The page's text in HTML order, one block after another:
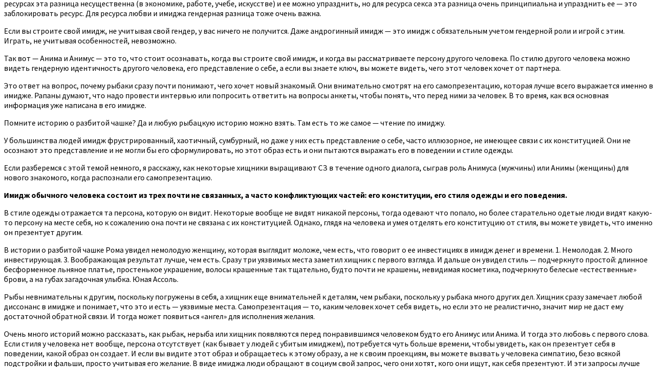
ресурсах эта разница несущественна (в экономике, работе, учебе, искусстве) и ее можно упразднить, но для ресурса секса эта разница очень принципиальна и упразднить ее — это
заблокировать ресурс. Для ресурса любви и имиджа гендерная разница тоже очень важна.
Если вы строите свой имидж, не учитывая свой гендер, у вас ничего не получится. Даже андрогинный имидж — это имидж с обязательным учетом гендерной роли и игрой с этим.
Играть, не учитывая особенностей, невозможно.
Так вот — Анима и Анимус — это то, что стоит осознавать, когда вы строите свой имидж, и когда вы рассматриваете персону другого человека. По стилю другого человека можно
видеть гендерную идентичность другого человека, его представление о себе, а если вы знаете ключ, вы можете видеть, чего этот человек хочет от партнера.
Это ответ на вопрос, почему рыбаки сразу почти понимают, чего хочет новый знакомый. Они внимательно смотрят на его самопрезентацию, которая лучше всего выражается именно в
имидже. Рапаны думают, что надо провести интервью или попросить ответить на вопросы анкеты, чтобы понять, что перед ними за человек. В то время, как вся основная
информация уже написана в его имидже.
Помните историю о разбитой чашке? Да и любую рыбацкую историю можно взять. Там есть то же самое — чтение по имиджу.
У большинства людей имидж фрустрированный, хаотичный, сумбурный, но даже у них есть представление о себе, часто иллюзорное, не имеющее связи с их конституцией. Они не
осознают это представление и не могли бы его сформулировать, но этот образ есть и они пытаются выражать его в поведении и стиле одежды.
Если разберемся с этой темой немного, я расскажу, как некоторые хищники выращивают СЗ в течение одного диалога, сыграв роль Анимуса (мужчины) или Анимы (женщины) для
нового знакомого, когда распознали его самопрезентацию.
Имидж обычного человека состоит из трех почти не связанных, а часто конфликтующих частей: его конституции, его стиля одежды и его поведения.
В стиле одежды отражается та персона, которую он видит. Некоторые вообще не видят никакой персоны, тогда одевают что попало, но более старательно одетые люди видят какую-
то персону на месте себя, но к сожалению она почти не связана с их конституцией. Однако, глядя на человека и умея отделять его конституцию от стиля, вы можете увидеть, что именно
он презентует другим.
В истории о разбитой чашке Рома увидел немолодую женщину, которая выглядит моложе, чем есть, что говорит о ее инвестициях в имидж денег и времени. 1. Немолодая. 2. Много
инвестирующая. 3. Воображающая результат лучше, чем есть. Сразу три уязвимых места заметил хищник с первого взгляда. И дальше он увидел стиль — подчеркнуто простой: длинное
бесформенное льняное платье, простенькое украшение, волосы крашенные так тщательно, будто почти не крашены, невидимая косметика, подчеркнуто белесые «естественные»
брови, а на губах загадочная улыбка. Юная Ассоль.
Рыбы невнимательны к другим, поскольку погружены в себя, а хищник еще внимательней к деталям, чем рыбаки, поскольку у рыбака много других дел. Хищник сразу замечает любой
диссонанс в имидже и понимает, что это и есть — уязвимые места. Самопрезентация — то, каким человек хочет себя видеть, но если это не реалистично, значит мир не даст ему
достаточной обратной связи. И тогда может появиться «ангел» для исполнения желания.
Очень много историй можно рассказать, как рыбак, нерыба или хищник появляются перед понравившимся человеком будто его Анимус или Анима. И тогда это любовь с первого слова.
Если стиля у человека нет вообще, персона отсутствует (как бывает у людей с убитым имиджем), потребуется чуть больше времени, чтобы увидеть, как он презентует себя в
поведении, какой образ он создает. И если вы видите этот образ и обращаетесь к этому образу, а не к своим проекциям, вы можете вызвать у человека симпатию, безо всякой
подстройки и фальши, просто учитывая его желание. В виде имиджа люди обращают в социум свой запрос, чего они хотят, кого они ищут, как себя презентуют. И эти запросы лучше